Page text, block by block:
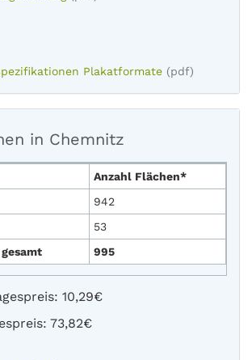
Plakatformate (pdf)
in Chemnitz
Anzahl Flächen*
942
53
995
10,29€
73,82€